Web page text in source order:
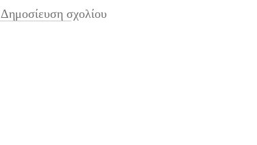
Δημοσίευση σχολίου